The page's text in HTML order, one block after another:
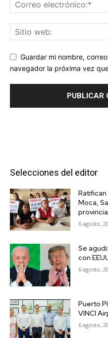
Guardar mi nombre,
navegador la próxima vez
Selecciones del editor
Moca,
6 agosto,
Se
con
6 agosto,
Puerto
VINCI
6 agosto,